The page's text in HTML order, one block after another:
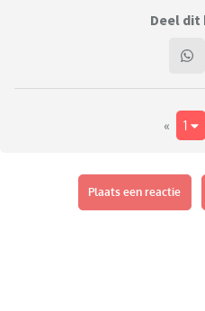
Deel dit
« 1
Plaats een reactie